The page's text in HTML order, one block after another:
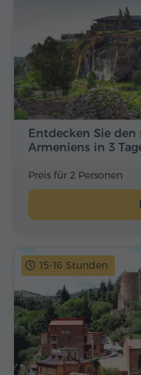
Entdecken Sie den
Armeniens in 3
Preis für 2 Personen
15-16 Stunden